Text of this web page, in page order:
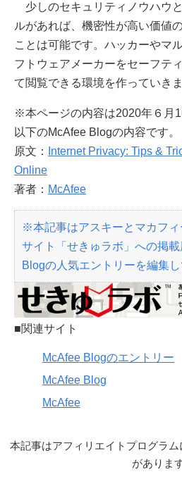
少しのセキュリティノウハウ
ルがあれば、機密性が高い価値
ことは可能です。ハッカーやマ
フトウェアメーカーをセーフテ
て閲覧できる環境を作っていき
※本ページの内容は2020年６月
以下のMcAfee Blogの内容です。
原文：
Internet Privacy: Tips &
Online
著者： McAfee
※本記事はアスキーとマカフ
サイト「せきゅラボ」への掲
Blogの人気エントリーを編集し
■関連サイト
McAfee Blogのエントリー
McAfee Blog
McAfee
本記事はアフィリエイトプログラ
がありま